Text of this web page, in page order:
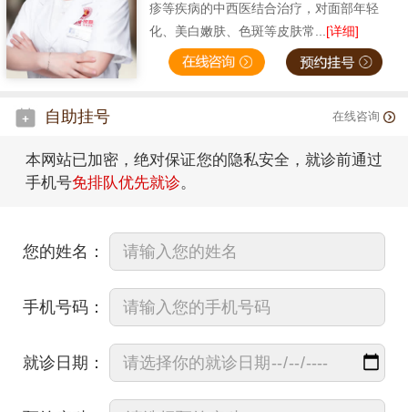
疹等疾病的中西医结合治疗，对面部年轻
化、美白嫩肤、色斑等皮肤常...[详细]
自助挂号 在线咨询
本网站已加密，绝对保证您的隐私安全，就诊前通过
手机号免排队优先就诊。
您的姓名：
手机号码：
就诊日期：